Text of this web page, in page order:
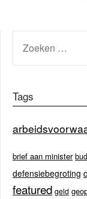
NAAR:
Tags
brief aan minister
defensiebegroting
featured geld